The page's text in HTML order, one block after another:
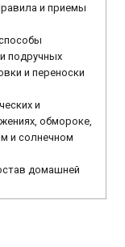
и приемы
подручных
и переноски
и
обмороке,
и солнечном
домашней